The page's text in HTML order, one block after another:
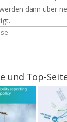
dann über
und Top-